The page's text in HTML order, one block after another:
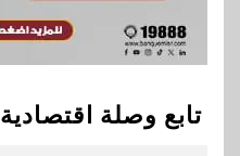
تابع وصلة اقتصادية